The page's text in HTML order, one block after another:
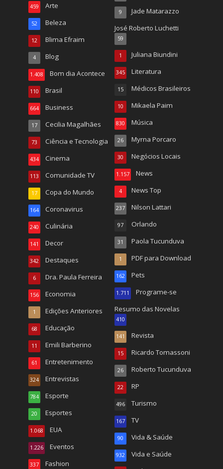
Arte
459
Beleza
52
Blima Efraim
12
Blog
4
Bom dia Acontece
1.408
Brasil
110
Business
664
Cecilia Magalhães
17
Ciência e Tecnologia
73
Cinema
434
Comunidade TV
113
Copa do Mundo
17
Coronavirus
164
Culinária
240
Decor
141
Destaques
342
Dra. Paula Ferreira
6
Economia
156
Edições Anteriores
1
Educação
68
Emili Barberino
11
Entretenimento
61
Entrevistas
324
Esporte
784
Esportes
20
EUA
1.068
Eventos
1.226
Fashion
337
Jade Matarazzo
9
José Roberto Luchetti
59
Juliana Biundini
1
Literatura
345
Médicos Brasileiros
15
Mikaela Paim
10
Música
830
Myrna Porcaro
26
Negócios Locais
30
News
1.157
News Top
4
Nilson Lattari
237
Orlando
97
Paola Tucunduva
31
PDF para Download
1
Pets
162
Programe-se
1.711
Resumo das Novelas
410
Revista
141
Ricardo Tomassoni
15
Roberto Tucunduva
26
RP
22
Turismo
496
TV
167
Vida & Saúde
90
Vida e Saúde
932